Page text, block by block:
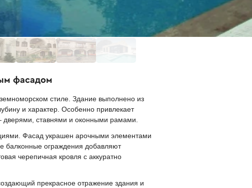
фасадом
стиле. Здание выполнено из
и характер. Особенно привлекает
дверями, ставнями и оконными рамами.
Фасад украшен арочными элементами
балконные ограждения добавляют
черепичная кровля с аккуратно
прекрасное отражение здания и